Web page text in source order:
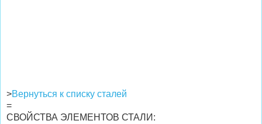
>Вернуться к списку сталей
=
СВОЙСТВА ЭЛЕМЕНТОВ СТАЛИ: